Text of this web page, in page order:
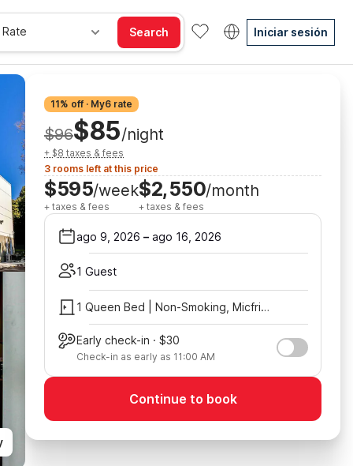
Search Iniciar sesión
11% off · My6 rate
$96$85/night
+ $8 taxes & fees
3 rooms left at this price
$595/week
+ taxes & fees
$2,550/month
+ taxes & fees
ago 9, 2026 – ago 16, 2026
1 Guest
1 Queen Bed | Non-Smoking, Micfridge
Early check-in · $30
Check-in as early as 11:00 AM
Continue to book